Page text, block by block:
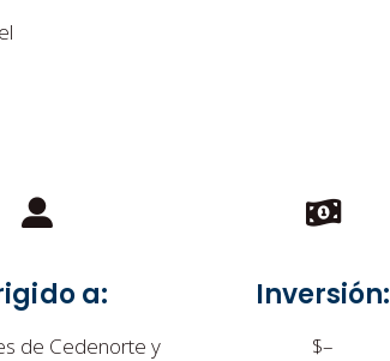
a:
de Cedenorte y
Inversión:
$–